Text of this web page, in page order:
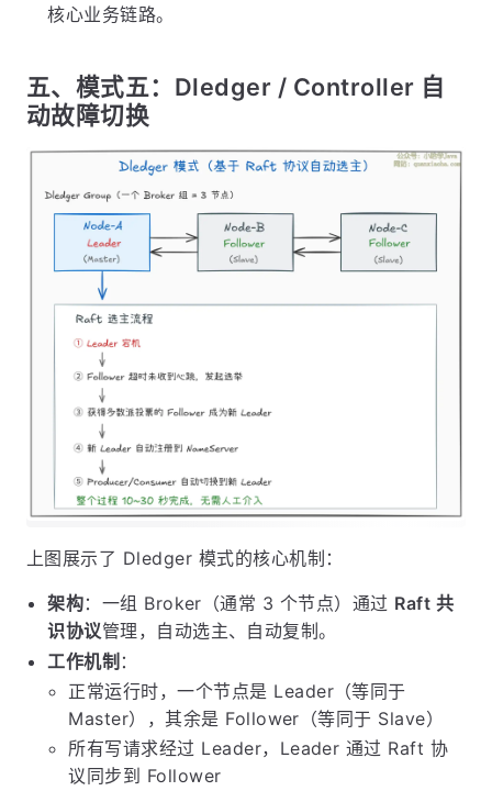
核心业务链路。
五、模式五：Dledger / Controller 自
动故障切换
上图展示了 Dledger 模式的核心机制：
架构：一组 Broker（通常 3 个节点）通过 Raft 共
识协议管理，自动选主、自动复制。
工作机制 ：
正常运行时，一个节点是 Leader（等同于
Master），其余是 Follower（等同于 Slave）
所有写请求经过 Leader，Leader 通过 Raft 协
议同步到 Follower